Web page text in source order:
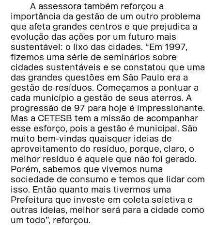
A assessora também reforçou a
importância da gestão de um outro problema
que afeta grandes centros e que prejudica a
evolução das ações por um futuro mais
sustentável: o lixo das cidades. “Em 1997,
fizemos uma série de seminários sobre
cidades sustentáveis e se constatou que uma
das grandes questões em São Paulo era a
gestão de resíduos. Começamos a pontuar a
cada município a gestão de seus aterros. A
progressão de 97 para hoje é impressionante.
Mas a CETESB tem a missão de acompanhar
esse esforço, pois a gestão é municipal. São
muito bem-vindas quaisquer ideias de
aproveitamento do resíduo, porque, claro, o
melhor resíduo é aquele que não foi gerado.
Porém, sabemos que vivemos numa
sociedade de consumo e temos que lidar com
isso. Então quanto mais tivermos uma
Prefeitura que investe em coleta seletiva e
outras ideias, melhor será para a cidade como
um todo”, reforçou.